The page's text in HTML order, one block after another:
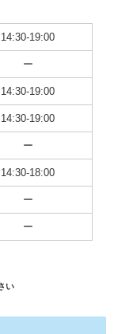
14:30-19:00
ー
14:30-19:00
14:30-19:00
ー
14:30-18:00
ー
ー
い